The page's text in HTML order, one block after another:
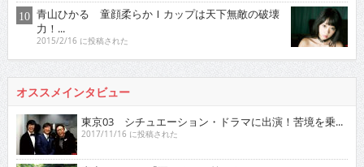
青山ひかる 童顔柔らかＩカップは天下無敵の破壊
力！...
2015/2/16 に投稿された
オススメインタビュー
東京03 シチュエーション・ドラマに出演！苦境を乗...
2017/11/16 に投稿された